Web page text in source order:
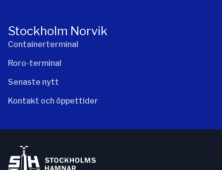
Stockholm Norvik
Containerterminal
Roro-terminal
Senaste nytt
Kontakt och öppettider